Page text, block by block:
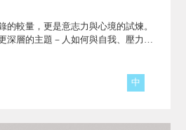
的較量，更是意志力與心境的試煉。
深層的主題－人如何與自我、壓力、
中